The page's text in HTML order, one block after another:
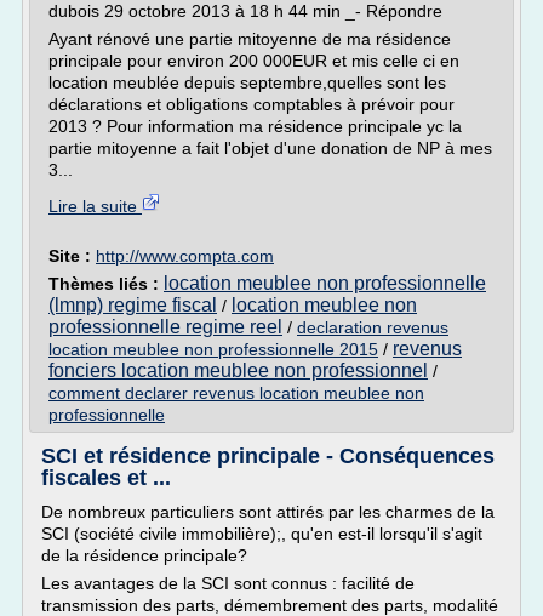
dubois 29 octobre 2013 à 18 h 44 min _- Répondre
Ayant rénové une partie mitoyenne de ma résidence
principale pour environ 200 000EUR et mis celle ci en
location meublée depuis septembre,quelles sont les
déclarations et obligations comptables à prévoir pour
2013 ? Pour information ma résidence principale yc la
partie mitoyenne a fait l'objet d'une donation de NP à mes
3...
Lire la suite
Site : http://www.compta.com
Thèmes liés : location meublee non professionnelle
(lmnp) regime fiscal / location meublee non
professionnelle regime reel / declaration revenus
location meublee non professionnelle 2015 / revenus
fonciers location meublee non professionnel /
comment declarer revenus location meublee non
professionnelle
SCI et résidence principale - Conséquences
fiscales et ...
De nombreux particuliers sont attirés par les charmes de la
SCI (société civile immobilière);, qu'en est-il lorsqu'il s'agit
de la résidence principale?
Les avantages de la SCI sont connus : facilité de
transmission des parts, démembrement des parts, modalité